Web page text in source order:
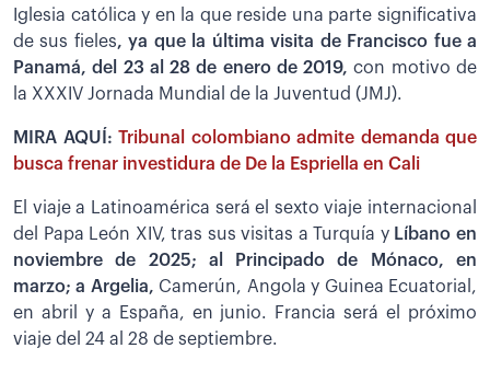
Iglesia católica y en la que reside una parte significativa
de sus fieles, ya que la última visita de Francisco fue a
Panamá, del 23 al 28 de enero de 2019,con motivo de
la XXXIV Jornada Mundial de la Juventud (JMJ).
MIRA AQUÍ: Tribunal colombiano admite demanda que
busca frenar investidura de De la Espriella en Cali
El viaje a Latinoamérica será el sexto viaje internacional
del Papa León XIV, tras sus visitas a Turquía y Líbano en
noviembre de 2025; al Principado de Mónaco, en
marzo; a Argelia, Camerún, Angola y Guinea Ecuatorial,
en abril y a España, en junio. Francia será el próximo
viaje del 24 al 28 de septiembre.